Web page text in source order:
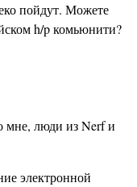
пойдут. Можете
h/p комьюнити?
мне, люди из Nerf и
электронной